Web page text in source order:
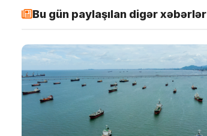
Bu gün paylaşılan digər xəbərlər